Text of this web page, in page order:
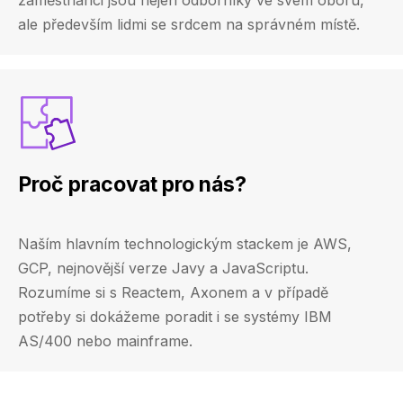
ale především lidmi se srdcem na správném místě.
Proč pracovat pro nás?
Naším hlavním technologickým stackem je AWS,
GCP, nejnovější verze Javy a JavaScriptu.
Rozumíme si s Reactem, Axonem a v případě
potřeby si dokážeme poradit i se systémy IBM
AS/400 nebo mainframe.